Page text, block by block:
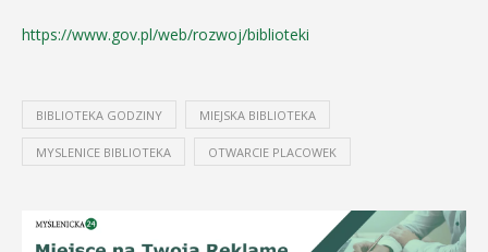
https://www.gov.pl/web/rozwoj/biblioteki
BIBLIOTEKA GODZINY MIEJSKA BIBLIOTEKA
MYSLENICE BIBLIOTEKA OTWARCIE PLACOWEK